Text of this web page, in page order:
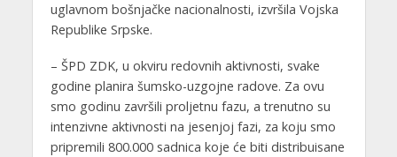
uglavnom bošnjačke nacionalnosti, izvršila Vojska
Republike Srpske.
– ŠPD ZDK, u okviru redovnih aktivnosti, svake
godine planira šumsko-uzgojne radove. Za ovu
smo godinu završili proljetnu fazu, a trenutno su
intenzivne aktivnosti na jesenjoj fazi, za koju smo
pripremili 800.000 sadnica koje će biti distribuisane